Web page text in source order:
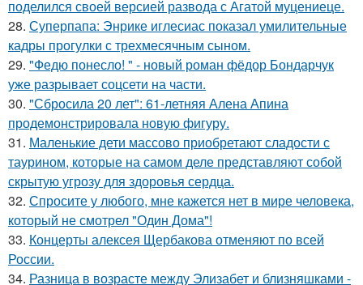
поделился своей версией развода с Агатой муцениеце.
28. Суперпапа: Энрике иглесиас показал умилительные
кадры прогулки с трехмесячным сыном.
29. "Федю понесло! " - новый роман фёдор Бондарчук
уже разрывает соцсети на части.
30. "Сбросила 20 лет": 61-летняя Алена Апина
продемонстрировала новую фигуру.
31. Маленькие дети массово приобретают сладости с
таурином, которые на самом деле представляют собой
скрытую угрозу для здоровья сердца.
32. Спросите у любого, мне кажется нет в мире человека,
который не смотрел "Один Дома"!
33. Концерты алексея Щербакова отменяют по всей
России.
34. Разница в возрасте между Элизабет и близняшками -